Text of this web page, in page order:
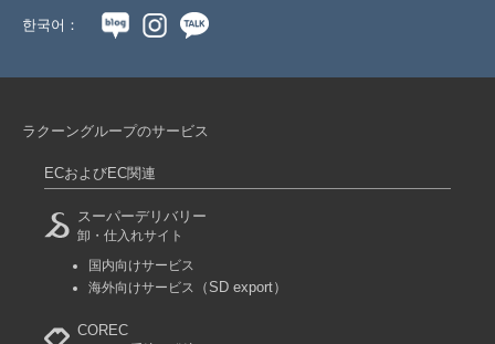
한국어：
ラクーングループのサービス
ECおよびEC関連
スーパーデリバリー
卸・仕入れサイト
国内向けサービス
海外向けサービス
（SD export）
COREC